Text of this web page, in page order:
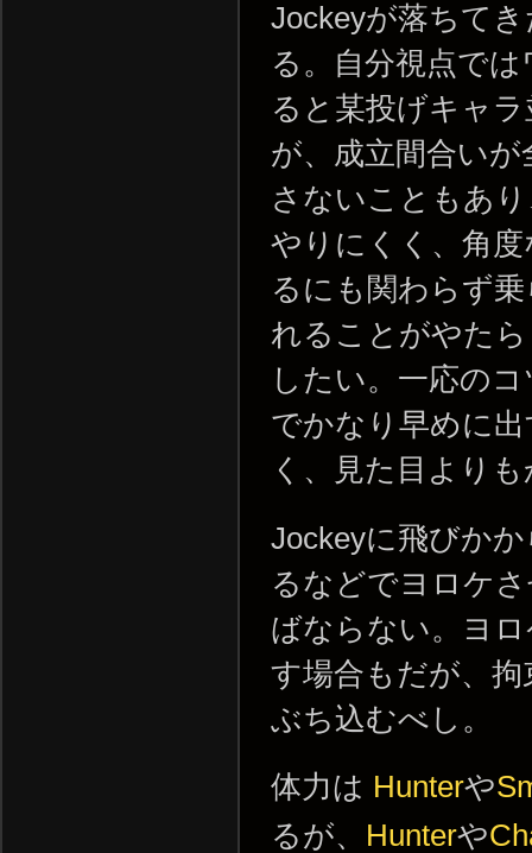
Jockeyが落ちて
る。自分視点で
ると某投げキャ
が、成立間合い
さないこともあ
やりにくく、角
るにも関わらず
れることがやた
したい。一応の
でかなり早めに
く、見た目より
Jockeyに飛びか
るなどでヨロケ
ばならない。ヨ
す場合もだが、
ぶち込むべし。
体力は Hunterや
るが、 Hunterや